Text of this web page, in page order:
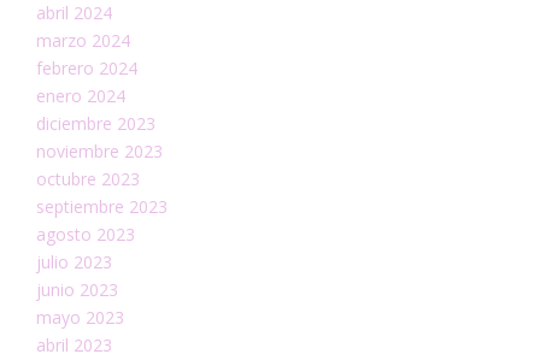
abril 2024
marzo 2024
febrero 2024
enero 2024
diciembre 2023
noviembre 2023
octubre 2023
septiembre 2023
agosto 2023
julio 2023
junio 2023
mayo 2023
abril 2023